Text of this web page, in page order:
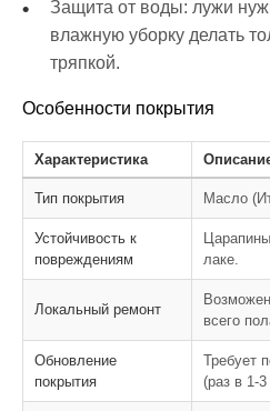
Защита от воды: лужи
влажную уборку делать
тряпкой.
Особенности покрытия
Характеристика
Тип покрытия Масло
Устойчивость к
повреждениям
лаке.
Локальный ремонт
всего
Обновление
покрытия
Требует
(раз в 1-3